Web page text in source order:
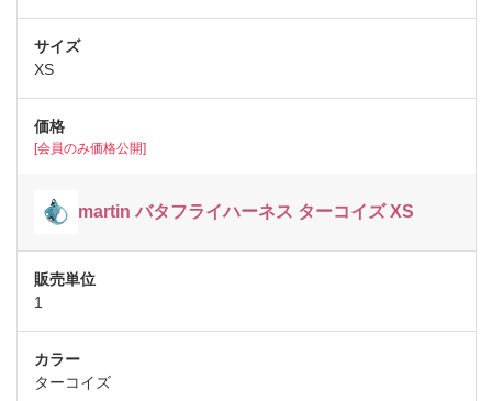
XS
[会員のみ価格公開]
martin バタフライハーネス ターコイズ XS
1
ターコイズ